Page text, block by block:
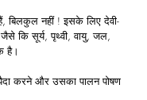
बिलकुल नहीं ! इसके लिए देवी-
कि सूर्य, पृथ्वी, वायु, जल,
है।
करने और उसका पालन पोषण